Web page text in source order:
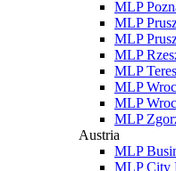
MLP
MLP
MLP
MLP
MLP
MLP
MLP
MLP
Austria
MLP
MLP City